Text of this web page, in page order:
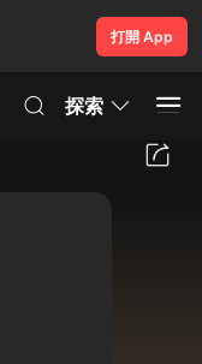
打開 App
探索